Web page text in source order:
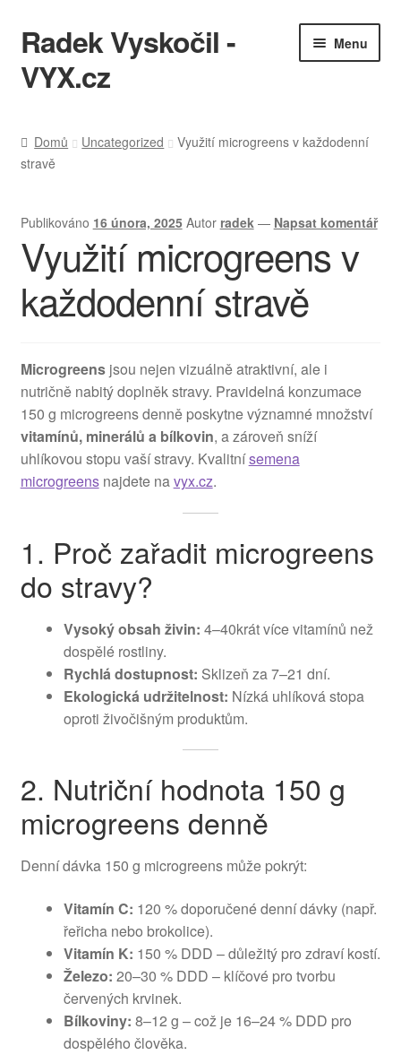
Přeskočit
na
navigaci
Přejít
k
obsahu
Radek Vyskočil -
VYX.cz
Menu
child
Ukázky práce
Zásady ochrany osobních údajů
Domů Uncategorized
Využití microgreens v každodenní
stravě
Publikováno 16 února, 2025 Autor radek — Napsat komentář
Využití microgreens v
každodenní stravě
Microgreensjsou nejen vizuálně atraktivní, ale i
nutričně nabitý doplněk stravy. Pravidelná konzumace
150 g microgreens denně poskytne významné množství
vitamínů, minerálů a bílkovin, a zároveň sníží
uhlíkovou stopu vaší stravy. Kvalitnísemena
microgreensnajdete navyx.cz.
1. Proč zařadit microgreens
do stravy?
Vysoký obsah živin: 4–40krát více vitamínů než
dospělé rostliny.
Rychlá dostupnost: Sklizeň za 7–21 dní.
Ekologická udržitelnost: Nízká uhlíková stopa
oproti živočišným produktům.
2. Nutriční hodnota 150 g
microgreens denně
Denní dávka 150 g microgreens může pokrýt:
Vitamín C: 120 % doporučené denní dávky (např.
řeřicha nebo brokolice).
Vitamín K: 150 % DDD – důležitý pro zdraví kostí.
Železo: 20–30 % DDD – klíčové pro tvorbu
červených krvinek.
Bílkoviny: 8–12 g – což je 16–24 % DDD pro
dospělého člověka.